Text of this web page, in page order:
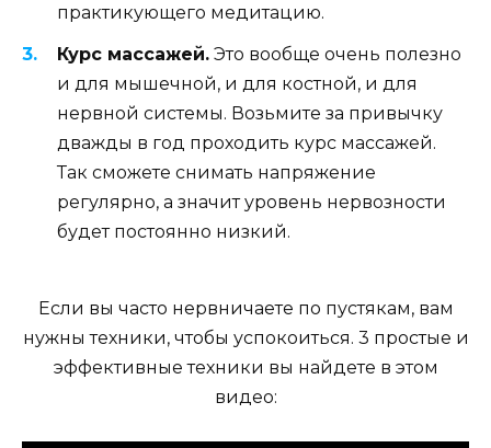
практикующего медитацию.
Курс массажей. Это вообще очень полезно
и для мышечной, и для костной, и для
нервной системы. Возьмите за привычку
дважды в год проходить курс массажей.
Так сможете снимать напряжение
регулярно, а значит уровень нервозности
будет постоянно низкий.
Если вы часто нервничаете по пустякам, вам
нужны техники, чтобы успокоиться. 3 простые и
эффективные техники вы найдете в этом
видео: